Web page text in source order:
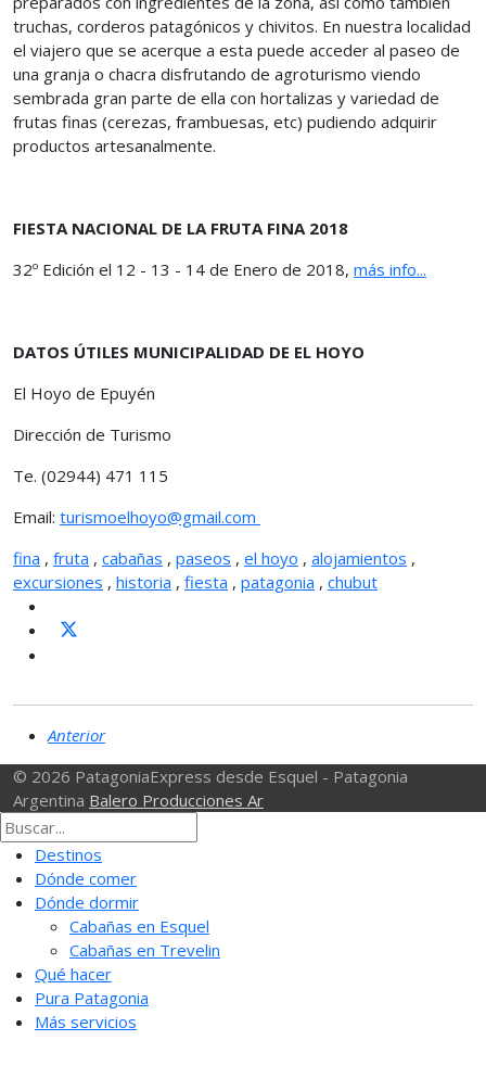
truchas, corderos patagónicos y chivitos. En nuestra localidad
el viajero que se acerque a esta puede acceder al paseo de
una granja o chacra disfrutando de agroturismo viendo
sembrada gran parte de ella con hortalizas y variedad de
frutas finas (cerezas, frambuesas, etc) pudiendo adquirir
productos artesanalmente.
FIESTA NACIONAL DE LA FRUTA FINA 2018
32º Edición el 12 - 13 - 14 de Enero de 2018, más info...
DATOS ÚTILES MUNICIPALIDAD DE EL HOYO
El Hoyo de Epuyén
Dirección de Turismo
Te. (02944) 471 115
Email: turismoelhoyo@gmail.com
fina , fruta , cabañas , paseos , el hoyo , alojamientos ,
excursiones , historia , fiesta , patagonia , chubut
Anterior
© 2026 PatagoniaExpress desde Esquel - Patagonia
Argentina Balero Producciones Ar
Destinos
Dónde comer
Dónde dormir
Cabañas en Esquel
Cabañas en Trevelin
Qué hacer
Pura Patagonia
Más servicios